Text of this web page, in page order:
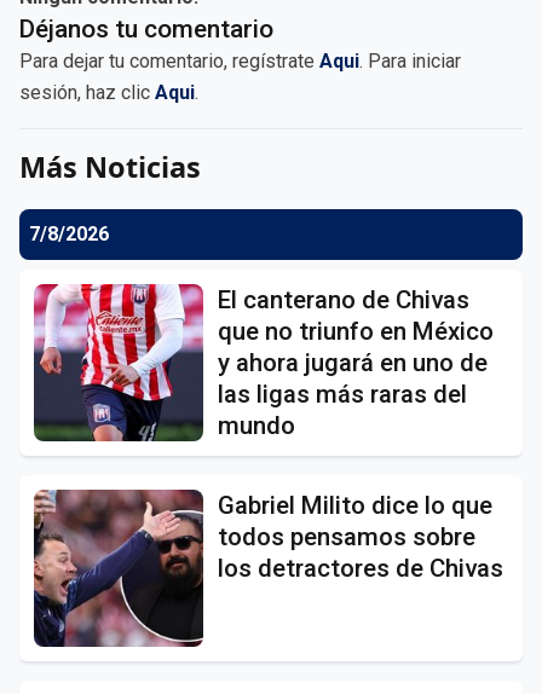
Déjanos tu comentario
Para dejar tu comentario, regístrate Aqui. Para iniciar
sesión, haz clic Aqui.
Más Noticias
7/8/2026
El canterano de Chivas
que no triunfo en México
y ahora jugará en uno de
las ligas más raras del
mundo
Gabriel Milito dice lo que
todos pensamos sobre
los detractores de Chivas